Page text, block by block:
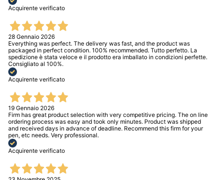
Acquirente verificato
28 Gennaio 2026
Everything was perfect. The delivery was fast, and the product was
packaged in perfect condition. 100% recommended. Tutto perfetto. La
spedizione è stata veloce e il prodotto era imballato in condizioni perfette.
Consigliato al 100%.
Acquirente verificato
19 Gennaio 2026
Firm has great product selection with very competitive pricing. The on line
ordering process was easy and took only minutes. Product was shipped
and received days in advance of deadline. Recommend this firm for your
pen, etc needs. Very professional.
Acquirente verificato